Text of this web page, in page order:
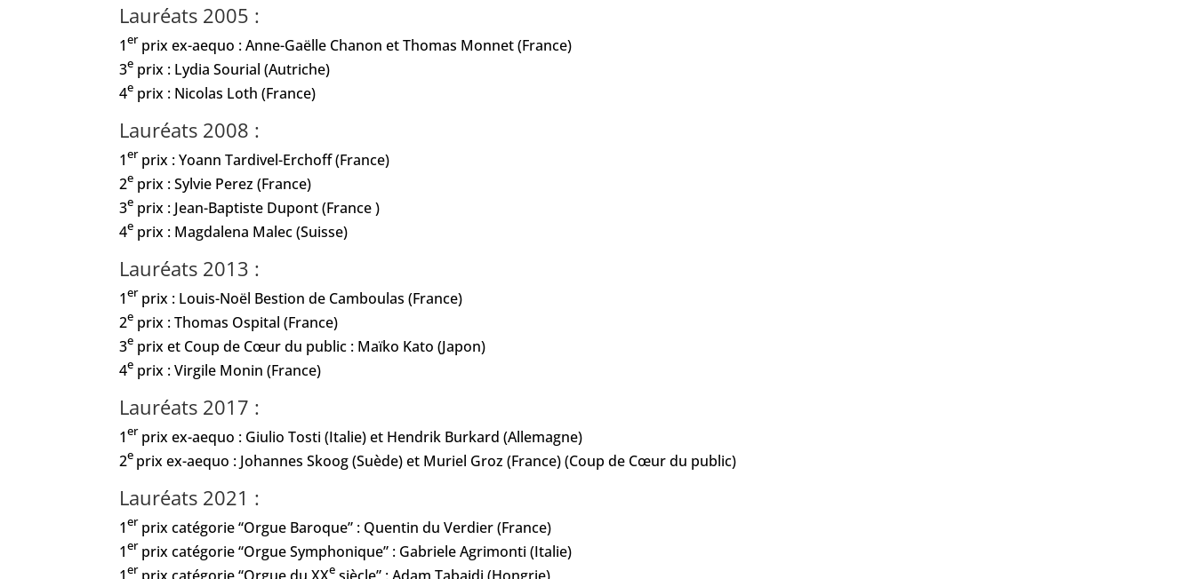
Lauréats 2005 :
1erprix ex-aequo : Anne-Gaëlle Chanon et Thomas Monnet (France)
3e prix : Lydia Sourial (Autriche)
4e prix : Nicolas Loth (France)
Lauréats 2008 :
1erprix : Yoann Tardivel-Erchoff (France)
2e prix : Sylvie Perez (France)
3e prix : Jean-Baptiste Dupont (France )
4e prix : Magdalena Malec (Suisse)
Lauréats 2013 :
1erprix : Louis-Noël Bestion de Camboulas (France)
2e prix : Thomas Ospital (France)
3e prix et Coup de Cœur du public : Maïko Kato (Japon)
4e prix : Virgile Monin (France)
Lauréats 2017 :
1erprix ex-aequo : Giulio Tosti (Italie) et Hendrik Burkard (Allemagne)
2e prix ex-aequo : Johannes Skoog (Suède) et Muriel Groz (France) (Coup de Cœur du public)
Lauréats 2021 :
1erprix catégorie “Orgue Baroque” : Quentin du Verdier (France)
1erprix catégorie “Orgue Symphonique” : Gabriele Agrimonti (Italie)
er e